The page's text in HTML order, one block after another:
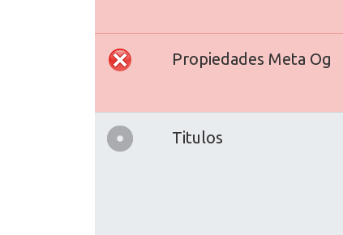
Propiedades Meta Og
Titulos